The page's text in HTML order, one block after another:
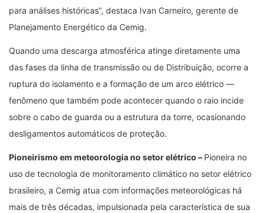
para análises históricas”, destaca Ivan Carneiro, gerente de
Planejamento Energético da Cemig.
Quando uma descarga atmosférica atinge diretamente uma
das fases da linha de transmissão ou de Distribuição, ocorre a
ruptura do isolamento e a formação de um arco elétrico —
fenômeno que também pode acontecer quando o raio incide
sobre o cabo de guarda ou a estrutura da torre, ocasionando
desligamentos automáticos de proteção.
Pioneirismo em meteorologia no setor elétrico – Pioneira no
uso de tecnologia de monitoramento climático no setor elétrico
brasileiro, a Cemig atua com informações meteorológicas há
mais de três décadas, impulsionada pela característica de sua